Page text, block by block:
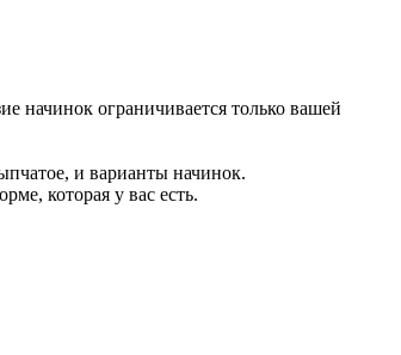
начинок ограничивается только вашей
и варианты начинок.
которая у вас есть.